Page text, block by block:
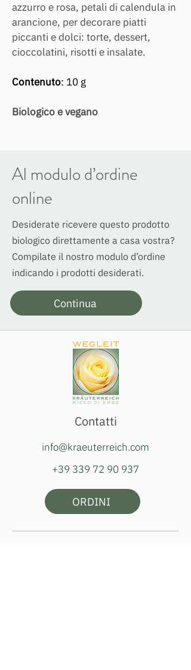
azzurro e rosa, petali di calendula in
arancione, per decorare piatti
piccanti e dolci: torte, dessert,
cioccolatini, risotti e insalate.
Contenuto: 10 g
Biologico e vegano
Al modulo d’ordine
online
Desiderate ricevere questo prodotto
biologico direttamente a casa vostra?
Compilate il nostro modulo d’ordine
indicando i prodotti desiderati.
Continua
Contatti
info@kraeuterreich.com
+39 339 72 90 937
ORDINI